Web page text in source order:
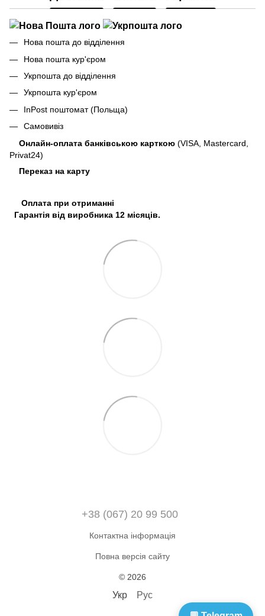
Нова пошта до відділення
Нова пошта кур'єром
Укрпошта до відділення
Укрпошта кур'єром
InPost поштомат (Польща)
Самовивіз
Онлайн-оплата банківською карткою (VISA, Mastercard,
Privat24)
Переказ на карту
Оплата при отриманні
Гарантія від виробника 12 місяців.
+38 (067) 20 99 500
Контактна інформація
Повна версія сайту
© 2026
Укр Рус